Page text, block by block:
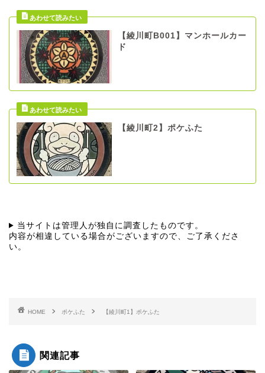
【綾川町B001】マンホールカー
ド
【綾川町2】ポケふた
当サイトは管理人が独自に調査したものです。
内容が相違している場合がございますので、ご了承くださ
い。
HOME ポケふた 【綾川町1】ポケふた
関連記事